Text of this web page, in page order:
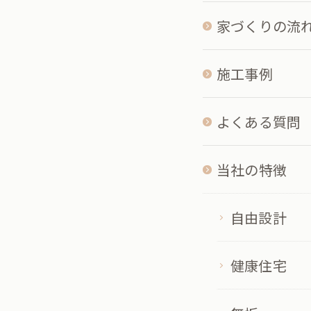
家づくりの流
施工事例
よくある質問
当社の特徴
自由設計
健康住宅